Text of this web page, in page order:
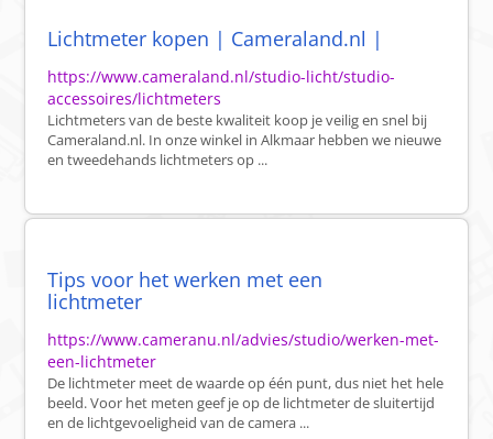
Lichtmeter kopen | Cameraland.nl |
https://www.cameraland.nl/studio-licht/studio-
accessoires/lichtmeters
Lichtmeters van de beste kwaliteit koop je veilig en snel bij
Cameraland.nl. In onze winkel in Alkmaar hebben we nieuwe
en tweedehands lichtmeters op ...
Tips voor het werken met een
lichtmeter
https://www.cameranu.nl/advies/studio/werken-met-
een-lichtmeter
De lichtmeter meet de waarde op één punt, dus niet het hele
beeld. Voor het meten geef je op de lichtmeter de sluitertijd
en de lichtgevoeligheid van de camera ...